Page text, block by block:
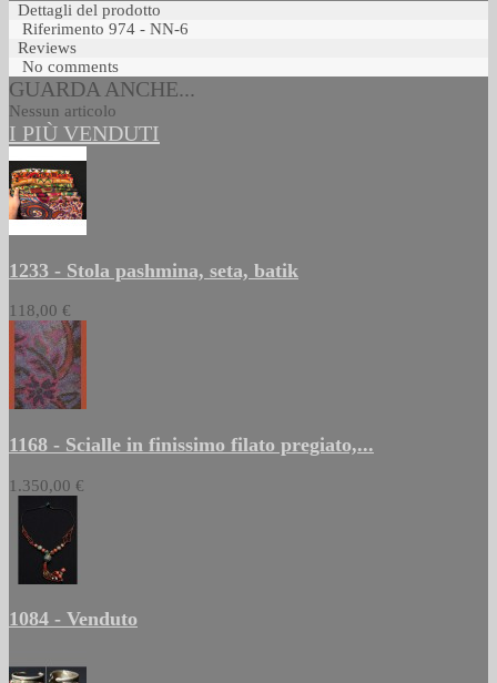
Dettagli del prodotto
Riferimento 974 - NN-6
Reviews
No comments
GUARDA ANCHE...
Nessun articolo
I PIÙ VENDUTI
1233 - Stola pashmina, seta, batik
118,00 €
1168 - Scialle in finissimo filato pregiato,...
1.350,00 €
1084 - Venduto